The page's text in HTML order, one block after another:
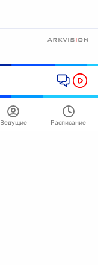
Ведущие Расписание